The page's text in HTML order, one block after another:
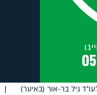
לעו"ד גיל בר-אור (באיער) |